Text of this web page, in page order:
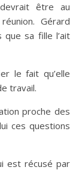
être au
Gérard
que sa fille l’ait
le fait qu’elle
travail.
proche des
ces questions
est récusé par